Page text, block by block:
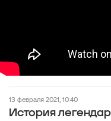
13 февраля 2021, 10:40
История